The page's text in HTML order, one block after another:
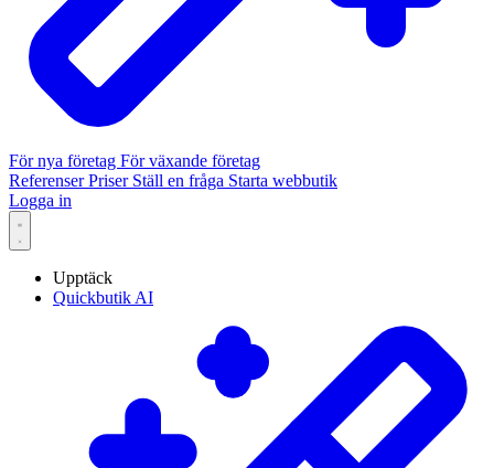
För nya företag För växande företag
ReferenserPriser Ställ en fråga Starta webbutik
Logga in
Upptäck
Quickbutik AI